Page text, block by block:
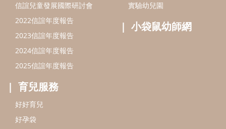
信誼兒童發展國際研討會
2022信誼年度報告
2023信誼年度報告
2024信誼年度報告
2025信誼年度報告
育兒服務
好好育兒
好孕袋
實驗幼兒園
小袋鼠幼師網